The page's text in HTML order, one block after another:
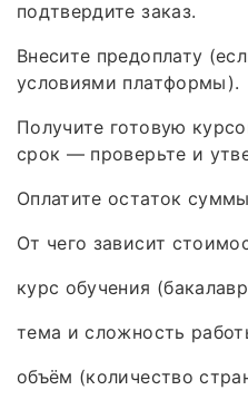
подтвердите заказ.
Внесите предоплату
условиями платформы).
Получите готовую
срок — проверьте и
Оплатите остаток
От чего зависит
курс обучения
тема и сложность
объём (количество